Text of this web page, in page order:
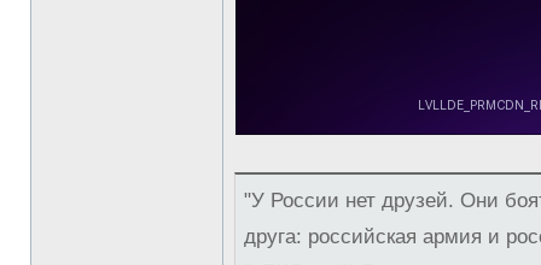
"У России нет друзей. Они
друга: российская армия и